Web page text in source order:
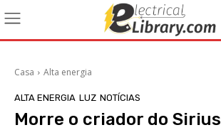
Casa Alta energia
ALTA ENERGIA LUZ NOTÍCIAS
Morre o criador do Sirius